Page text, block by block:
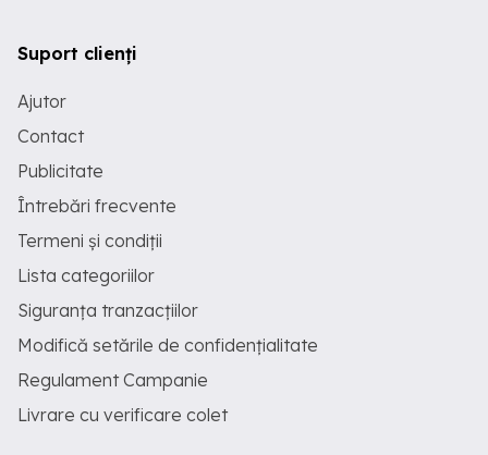
Suport clienți
Ajutor
Contact
Publicitate
Întrebări frecvente
Termeni și condiții
Lista categoriilor
Siguranța tranzacțiilor
Modifică setările de confidențialitate
Regulament Campanie
Livrare cu verificare colet